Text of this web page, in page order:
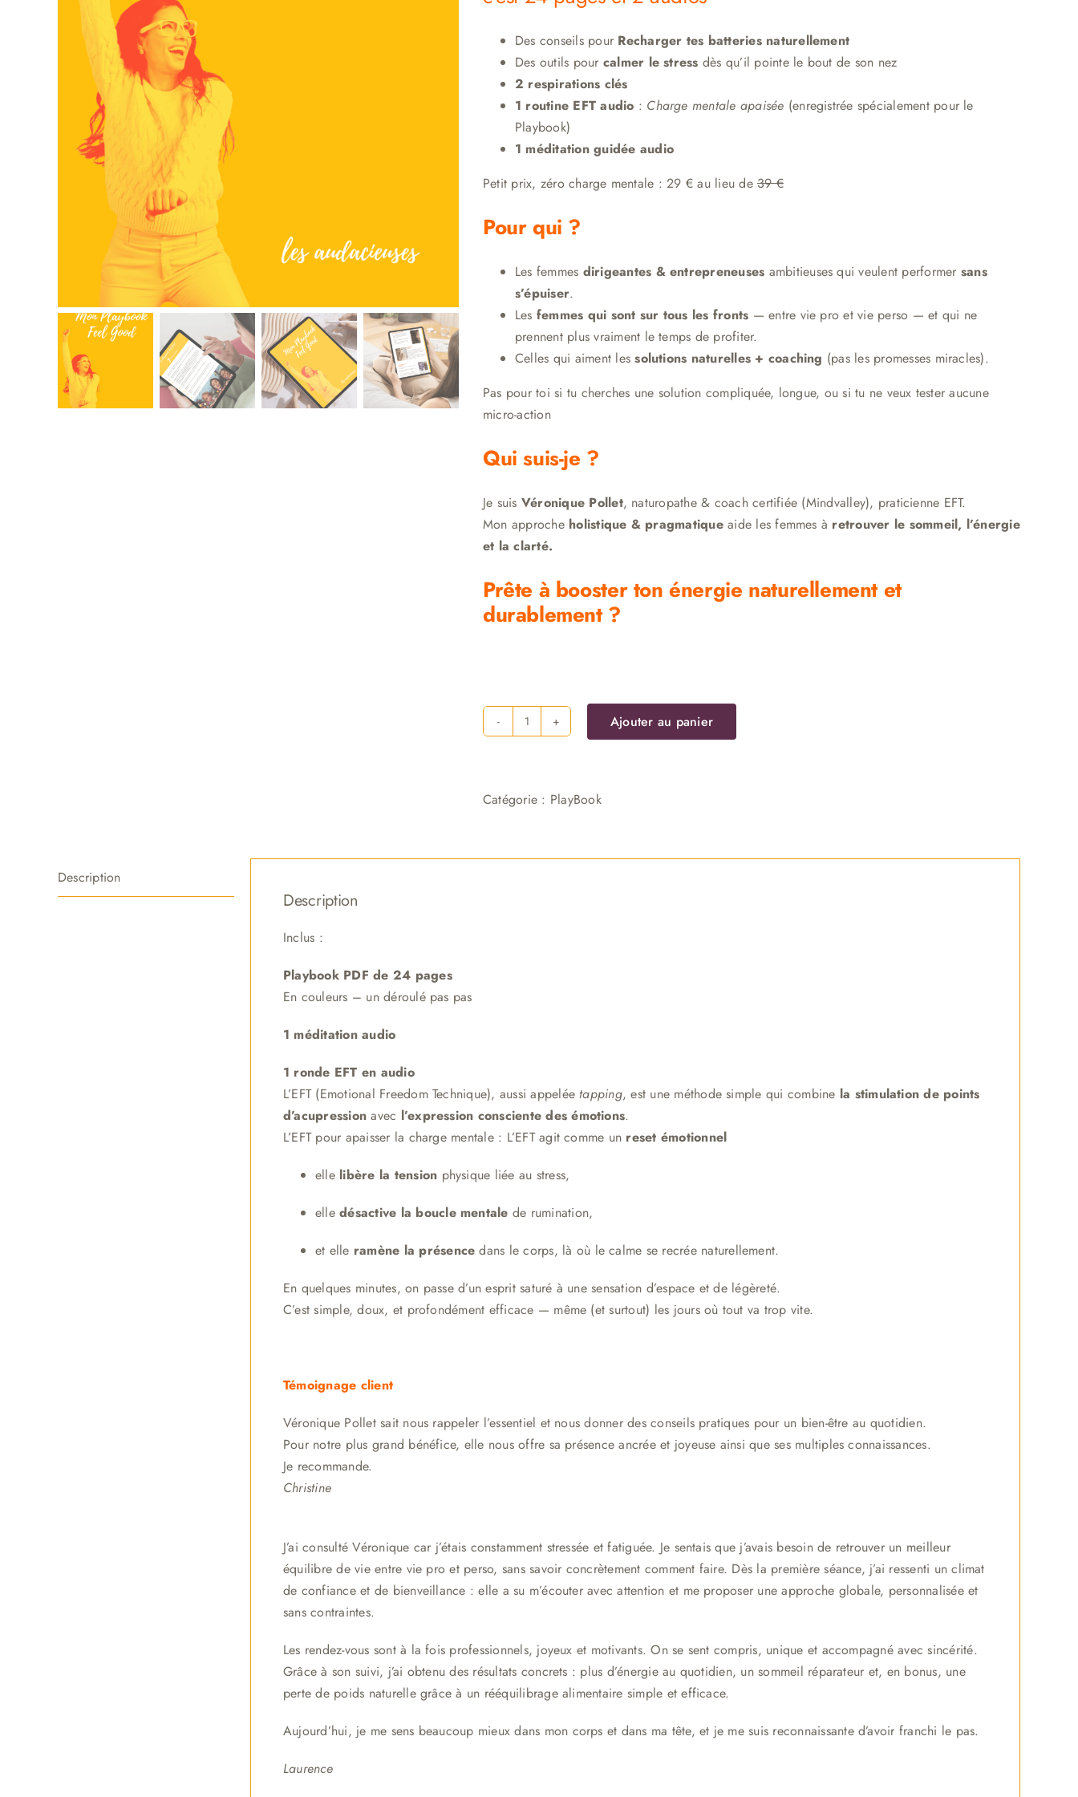
Des conseils pour Recharger tes batteries naturellement
Des outils pour calmer le stress dès qu’il pointe le bout de son nez
2 respirations clés
1 routine EFT audio : Charge mentale apaisée (enregistrée spécialement pour le
Playbook)
1 méditation guidée audio
Petit prix, zéro charge mentale : 29 € au lieu de 39 €
Pour qui ?
Les femmes dirigeantes & entrepreneuses ambitieuses qui veulent performer sans
s’épuiser.
Les femmes qui sont sur tous les fronts — entre vie pro et vie perso — et qui ne
prennent plus vraiment le temps de profiter.
Celles qui aiment lessolutions naturelles + coaching (pas les promesses miracles).
Pas pour toi si tu cherches une solution compliquée, longue, ou si tu ne veux tester aucune
micro-action
Qui suis-je ?
Je suis Véronique Pollet, naturopathe & coach certifiée (Mindvalley), praticienne EFT.
Mon approche holistique & pragmatiqueaide les femmes à retrouver le sommeil, l’énergie
et la clarté.
Prête à booster ton énergie naturellement et
durablement ?
quantité
FeelGood
énergie
Ajouter au panier
Catégorie : PlayBook
Description
Description
Inclus :
Playbook PDF de 24 pages
En couleurs – un déroulé pas pas
1 méditation audio
1 ronde EFT en audio
L’EFT (Emotional Freedom Technique), aussi appeléetapping, est une méthode simple qui combine la stimulation de points
d’acupression avec l’expression consciente des émotions.
L’EFT pour apaisser la charge mentale : L’EFT agit comme un reset émotionnel
elle libère la tension physique liée au stress,
elledésactive la boucle mentale de rumination,
et elle ramène la présence dans le corps, là où le calme se recrée naturellement.
En quelques minutes, on passe d’un esprit saturé à une sensation d’espace et de légèreté.
C’est simple, doux, et profondément efficace — même (et surtout) les jours où tout va trop vite.
Témoignage client
Véronique Pollet sait nous rappeler l’essentiel et nous donner des conseils pratiques pour un bien-être au quotidien.
Pour notre plus grand bénéfice, elle nous offre sa présence ancrée et joyeuse ainsi que ses multiples connaissances.
Je recommande.
Christine
J’ai consulté Véronique car j’étais constamment stressée et fatiguée. Je sentais que j’avais besoin de retrouver un meilleur
équilibre de vie entre vie pro et perso, sans savoir concrètement comment faire. Dès la première séance, j’ai ressenti un climat
de confiance et de bienveillance : elle a su m’écouter avec attention et me proposer une approche globale, personnalisée et
sans contraintes.
Les rendez-vous sont à la fois professionnels, joyeux et motivants. On se sent compris, unique et accompagné avec sincérité.
Grâce à son suivi, j’ai obtenu des résultats concrets : plus d’énergie au quotidien, un sommeil réparateur et, en bonus, une
perte de poids naturelle grâce à un rééquilibrage alimentaire simple et efficace.
Aujourd’hui, je me sens beaucoup mieux dans mon corps et dans ma tête, et je me suis reconnaissante d’avoir franchi le pas.
Laurence